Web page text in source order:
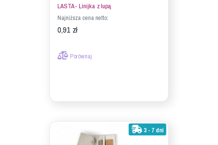
LASTA - Linijka z lupą
Najniższa cena netto:
0,91 zł
Porównaj
3 - 7 dni